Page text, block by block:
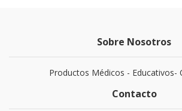
Sobre Nosotros
Productos Médicos - Educativos-
Contacto